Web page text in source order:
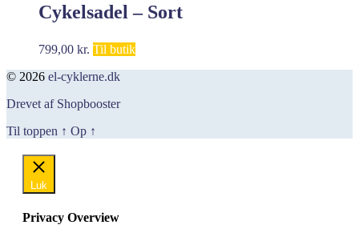
Cykelsadel – Sort
799,00 kr. Til butik
© 2026 el-cyklerne.dk
Drevet af Shopbooster
Til toppen ↑ Op ↑
Luk
Privacy Overview